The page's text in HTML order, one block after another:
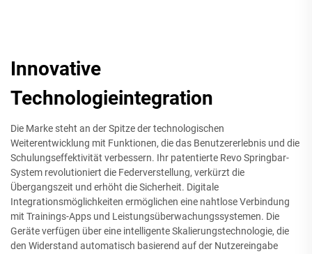
Innovative
Technologieintegration
Die Marke steht an der Spitze der technologischen
Weiterentwicklung mit Funktionen, die das Benutzererlebnis und die
Schulungseffektivität verbessern. Ihr patentierte Revo Springbar-
System revolutioniert die Federverstellung, verkürzt die
Übergangszeit und erhöht die Sicherheit. Digitale
Integrationsmöglichkeiten ermöglichen eine nahtlose Verbindung
mit Trainings-Apps und Leistungsüberwachungssystemen. Die
Geräte verfügen über eine intelligente Skalierungstechnologie, die
den Widerstand automatisch basierend auf der Nutzereingabe